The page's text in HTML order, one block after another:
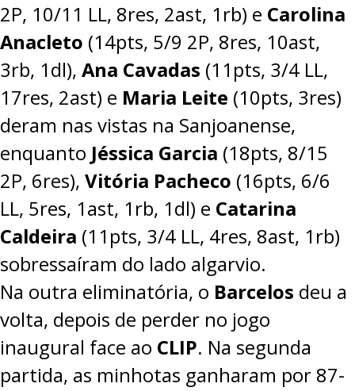
2P, 10/11 LL, 8res, 2ast, 1rb) e Carolina
Anacleto (14pts, 5/9 2P, 8res, 10ast,
3rb, 1dl), Ana Cavadas (11pts, 3/4 LL,
17res, 2ast) e Maria Leite (10pts, 3res)
deram nas vistas na Sanjoanense,
enquanto Jéssica Garcia (18pts, 8/15
2P, 6res), Vitória Pacheco (16pts, 6/6
LL, 5res, 1ast, 1rb, 1dl) e Catarina
Caldeira (11pts, 3/4 LL, 4res, 8ast, 1rb)
sobressaíram do lado algarvio.
Na outra eliminatória, o Barcelos deu a
volta, depois de perder no jogo
inaugural face ao CLIP. Na segunda
partida, as minhotas ganharam por 87-